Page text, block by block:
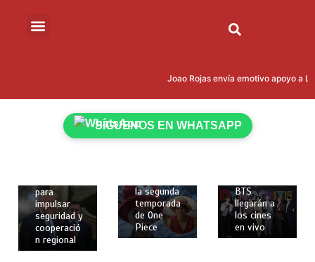
Joao Rojas envía emotivo apoyo a
SÍGUENOS EN WHATSAPP
2 mins
Donald
reúne en
Miami a 12
para
impulsar
seguridad y
cooperació
n regional
2 mins
Netflix
revela
nuevos
la segunda
temporada
de One
Piece
febrero de
2026
2 mins
Los dos
primeros
BTS
llegarán a
los cines
en vivo